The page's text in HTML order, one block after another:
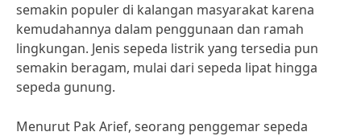
semakin populer di kalangan masyarakat karena
kemudahannya dalam penggunaan dan ramah
lingkungan. Jenis sepeda listrik yang tersedia pun
semakin beragam, mulai dari sepeda lipat hingga
sepeda gunung.
Menurut Pak Arief, seorang penggemar sepeda